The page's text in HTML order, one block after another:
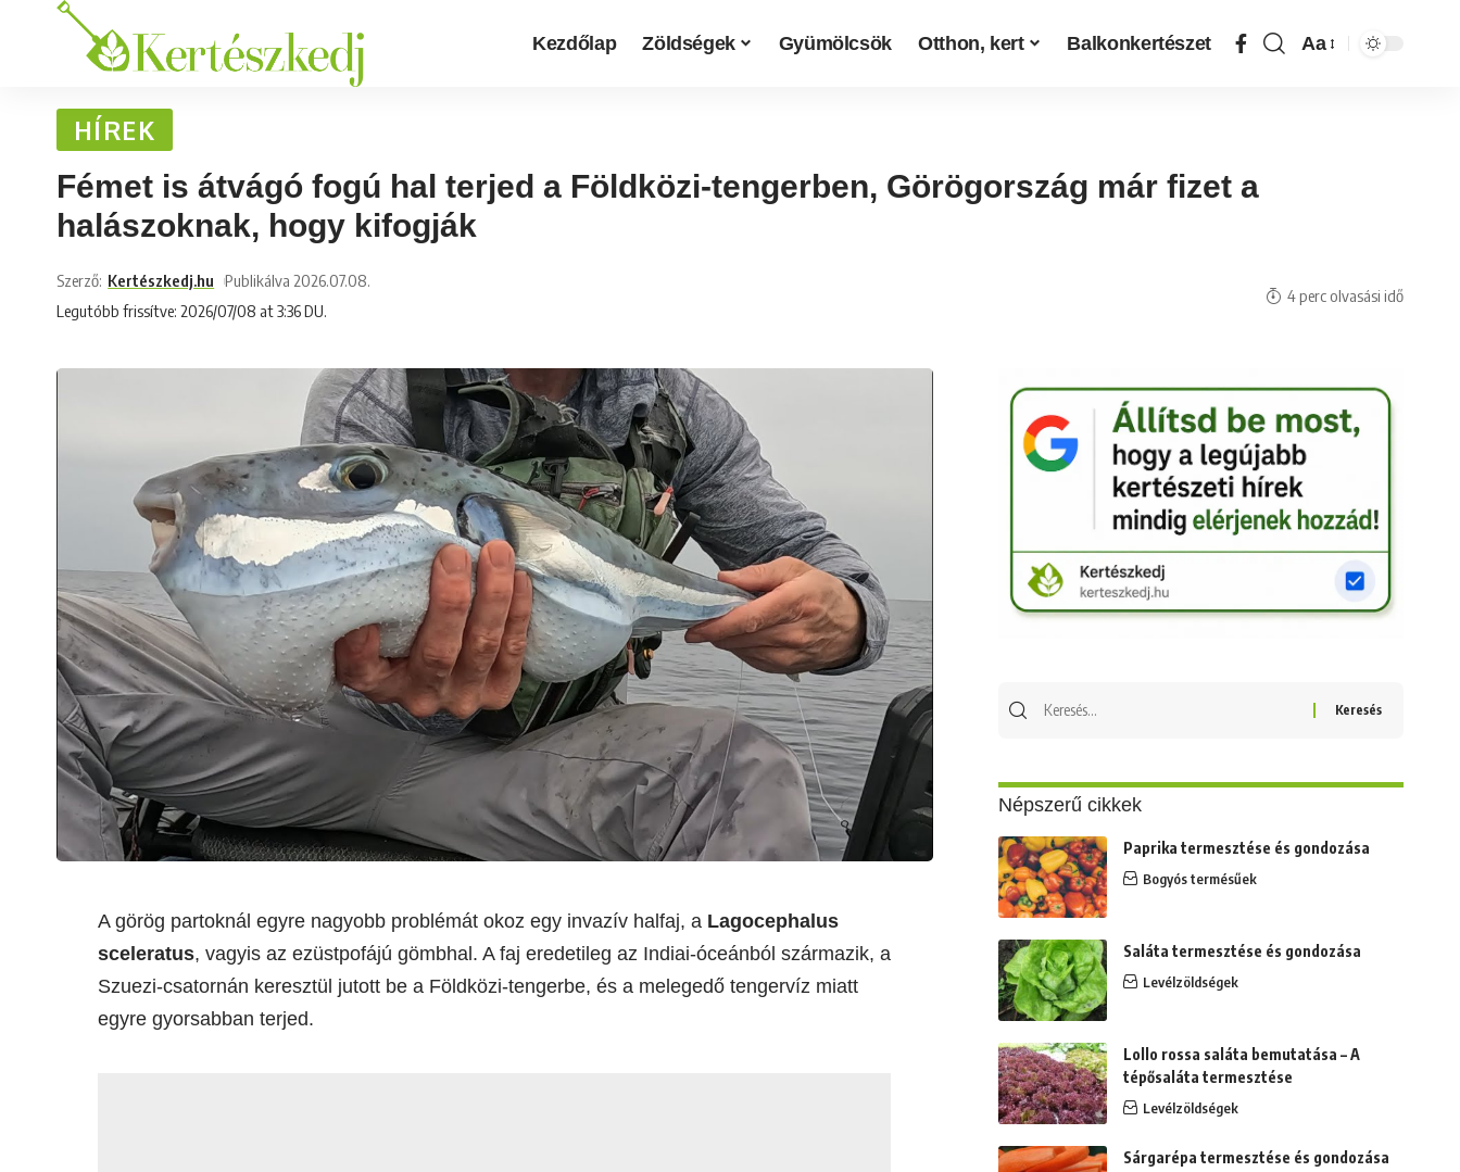
Kezdőlap Zöldségek Gyümölcsök Otthon, kert Balkonkertészet Aa
HÍREK
Fémet is átvágó fogú hal terjed a Földközi-tengerben, Görögország már fizet a
halászoknak, hogy kifogják
Legutóbb frissítve: 2026/07/08 at 3:36 DU.
Szerző: Kertészkedj.hu Publikálva 2026.07.08.
4 perc olvasási idő
A görög partoknál egyre nagyobb problémát okoz egy invazív halfaj, a Lagocephalus
sceleratus, vagyis az ezüstpofájú gömbhal. A faj eredetileg az Indiai-óceánból származik, a
Szuezi-csatornán keresztül jutott be a Földközi-tengerbe, és a melegedő tengervíz miatt
egyre gyorsabban terjed.
Népszerű cikkek
Paprika termesztése és gondozása
Bogyós termésűek
Saláta termesztése és gondozása
Levélzöldségek
Lollo rossa saláta bemutatása – A
tépősaláta termesztése
Levélzöldségek
Sárgarépa termesztése és gondozása